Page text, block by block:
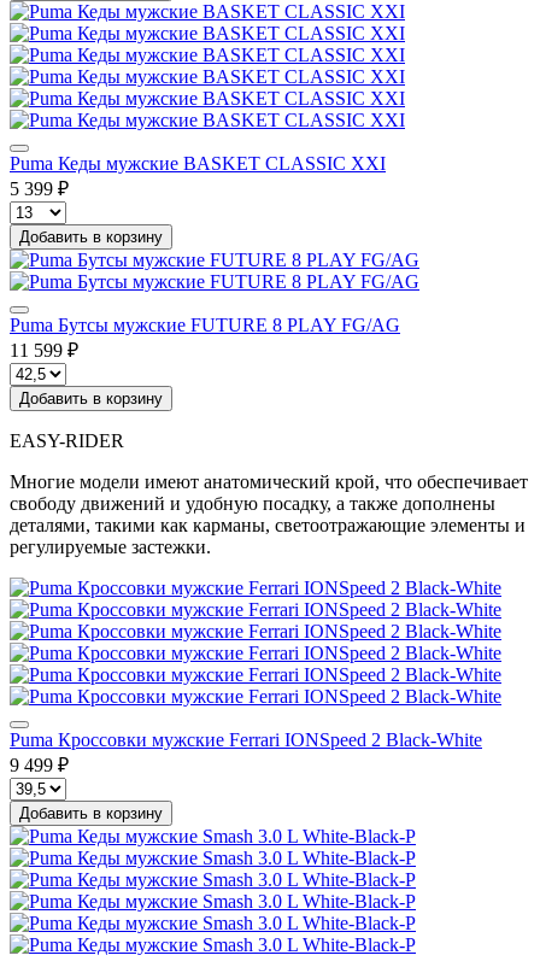
Puma Кеды мужские BASKET CLASSIC XXI
5 399 ₽
Добавить в корзину
Puma Бутсы мужские FUTURE 8 PLAY FG/AG
11 599 ₽
Добавить в корзину
EASY-RIDER
Многие модели имеют анатомический крой, что обеспечивает
свободу движений и удобную посадку, а также дополнены
деталями, такими как карманы, светоотражающие элементы и
регулируемые застежки.
Puma Кроссовки мужские Ferrari IONSpeed 2 Black-White
9 499 ₽
Добавить в корзину